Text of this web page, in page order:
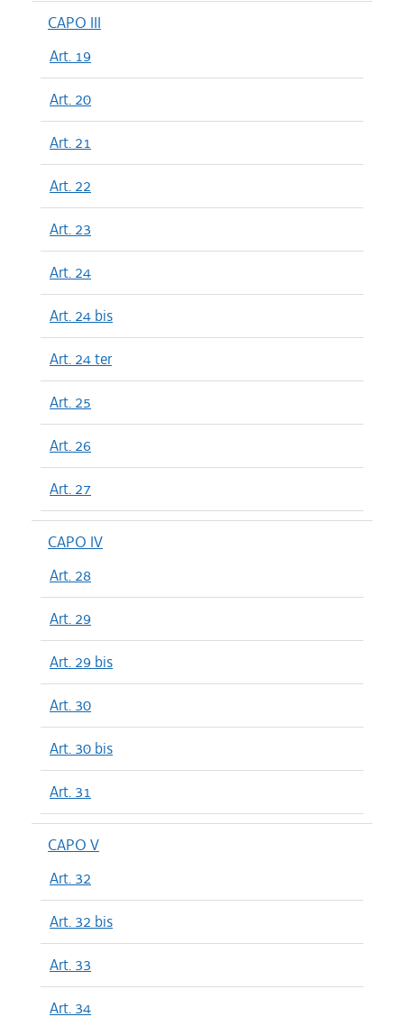
CAPO III
Art. 19
Art. 20
Art. 21
Art. 22
Art. 23
Art. 24
Art. 24 bis
Art. 24 ter
Art. 25
Art. 26
Art. 27
CAPO IV
Art. 28
Art. 29
Art. 29 bis
Art. 30
Art. 30 bis
Art. 31
CAPO V
Art. 32
Art. 32 bis
Art. 33
Art. 34